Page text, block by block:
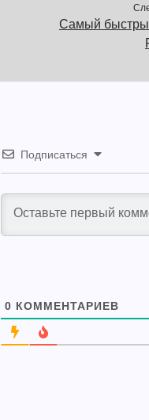
Самый
Подписаться
0 КОММЕНТАРИЕВ